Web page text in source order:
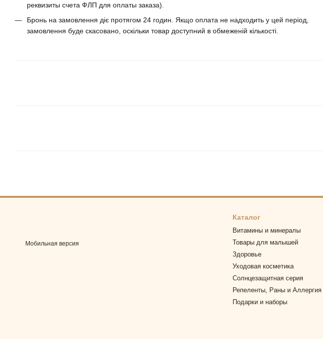
реквизиты счета ФЛП для оплаты заказа).
Бронь на замовлення діє протягом 24 годин. Якщо оплата не надходить у цей період,
замовлення буде скасовано, оскільки товар доступний в обмеженій кількості.
Мобильная версия
Каталог
Витамины и минералы
Товары для малышей
Здоровье
Уходовая косметика
Солнцезащитная серия
Репеленты, Раны и Аллергия
Подарки и наборы